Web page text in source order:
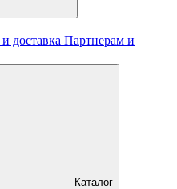
доставка Партнерам и
Каталог